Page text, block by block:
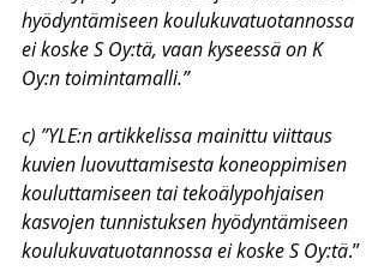
hyödyntämiseen koulukuvatuotannossa
ei koske S Oy:tä, vaan kyseessä on K
Oy:n toimintamalli.”
c) ”YLE:n artikkelissa mainittu viittaus
kuvien luovuttamisesta koneoppimisen
kouluttamiseen tai tekoälypohjaisen
kasvojen tunnistuksen hyödyntämiseen
koulukuvatuotannossa ei koske S Oy:tä.”